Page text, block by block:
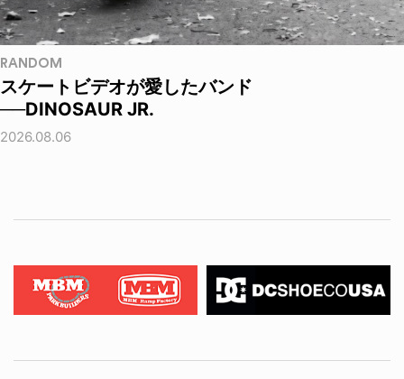
RANDOM
スケートビデオが愛したバンド
──DINOSAUR JR.
2026.08.06